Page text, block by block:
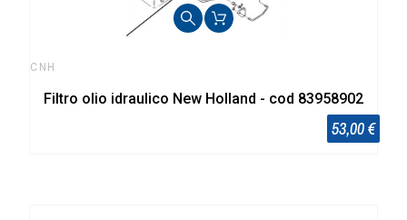
CNH
Filtro olio idraulico New Holland - cod 83958902
53,00 €